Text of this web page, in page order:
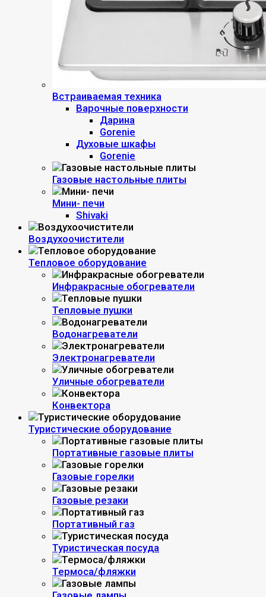
Встраиваемая техника
Варочные поверхности
Дарина
Gorenie
Духовые шкафы
Gorenie
Газовые настольные плиты
Мини- печи
Shivaki
Воздухоочистители
Тепловое оборудование
Инфракрасные обогреватели
Тепловые пушки
Водонагреватели
Электронагреватели
Уличные обогреватели
Конвектора
Туристические оборудование
Портативные газовые плиты
Газовые горелки
Газовые резаки
Портативный газ
Туристическая посуда
Термоса/фляжки